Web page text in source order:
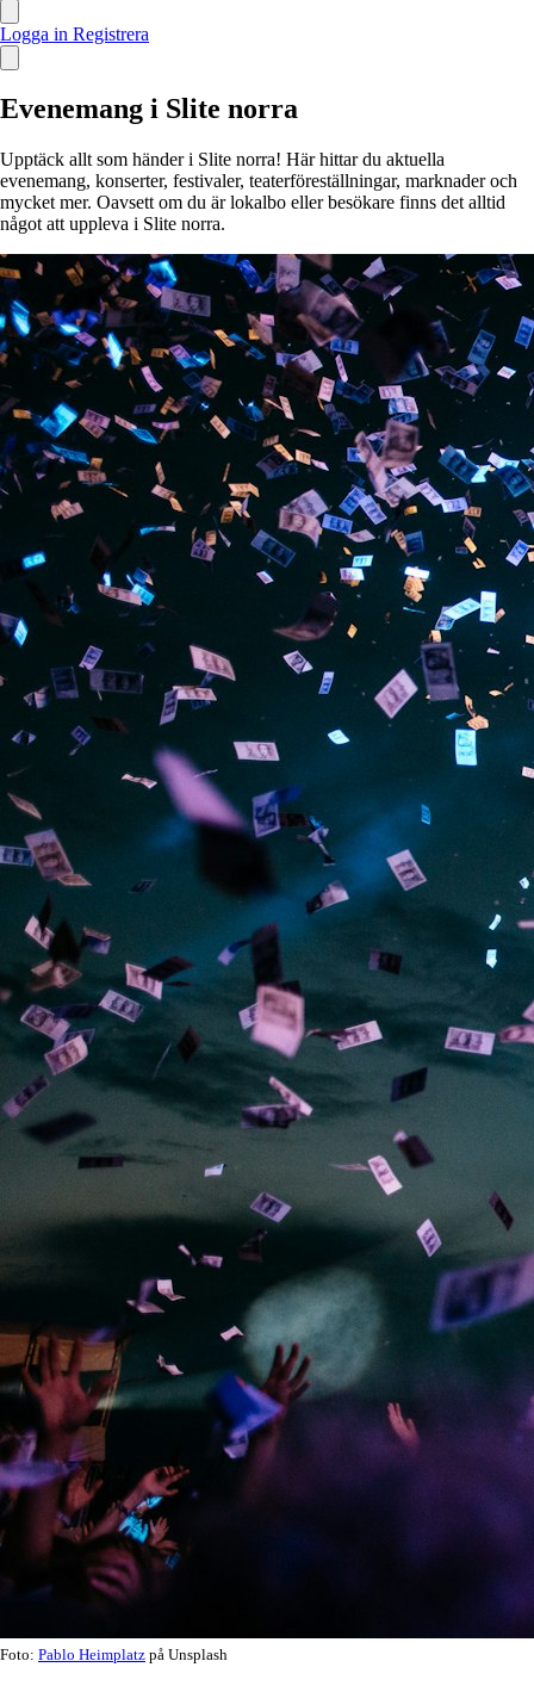
Logga in Registrera
Evenemang i Slite norra
Upptäck allt som händer i Slite norra! Här hittar du aktuella
evenemang, konserter, festivaler, teaterföreställningar, marknader och
mycket mer. Oavsett om du är lokalbo eller besökare finns det alltid
något att uppleva i Slite norra.
Foto: Pablo Heimplatz på Unsplash